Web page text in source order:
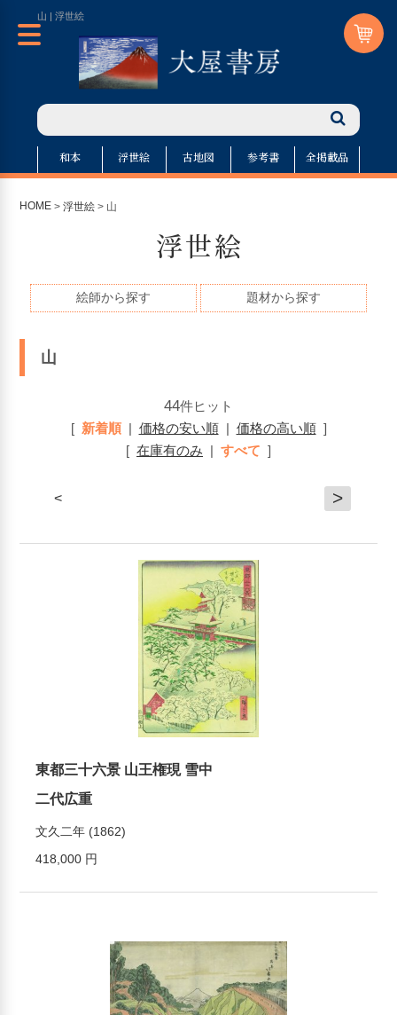
山 | 浮世絵
和本 浮世絵 古地図 参考書 全掲載品
HOME >浮世絵 > 山
浮世絵
絵師から探す 題材から探す
山
44件ヒット
[ 新着順| 価格の安い順| 価格の高い順]
[ 在庫有のみ | すべて ]
< >
東都三十六景 山王権現 雪中
二代広重
文久二年 (1862)
418,000 円